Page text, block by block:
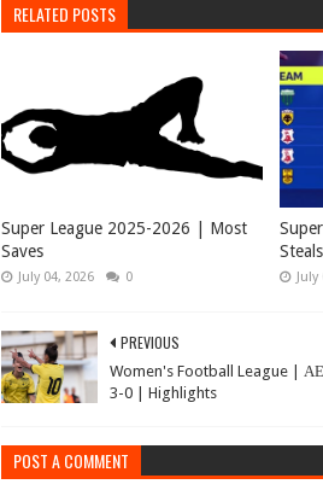
RELATED POSTS
Super League 2025-2026 | Most
Saves
July 04, 2026 0
Steals
PREVIOUS
Women's Football League |
3-0 | Highlights
POST A COMMENT